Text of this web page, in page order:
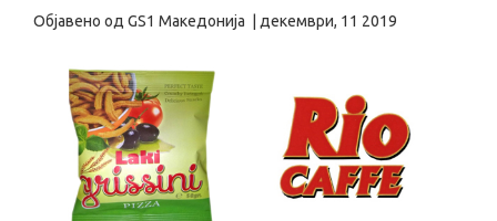
Објавено од GS1 Македонија декември, 11 2019